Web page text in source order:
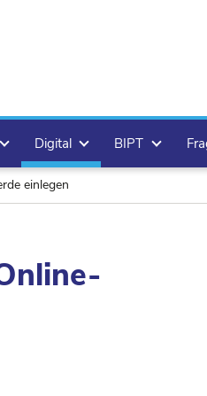
Digital BIPT
einlegen